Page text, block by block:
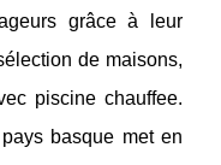
grâce à leur
de maisons,
piscine chauffee.
basque met en